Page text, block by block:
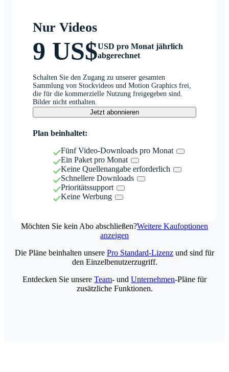
Nur Videos
9 US$USD pro Monat jährlich
abgerechnet
Schalten Sie den Zugang zu unserer gesamten
Sammlung von Stockvideos und Motion Graphics frei,
die für die kommerzielle Nutzung freigegeben sind.
Bilder nicht enthalten.
Jetzt abonnieren
Plan beinhaltet:
Fünf Video-Downloads pro Monat
Ein Paket pro Monat
Keine Quellenangabe erforderlich
Schnellere Downloads
Prioritätssupport
Keine Werbung
Möchten Sie kein Abo abschließen?Weitere Kaufoptionen
anzeigen
Die Pläne beinhalten unsere Pro Standard-Lizenz und sind für
den Einzelbenutzerzugriff.
Entdecken Sie unsere Team- und Unternehmen-Pläne für
zusätzliche Funktionen.